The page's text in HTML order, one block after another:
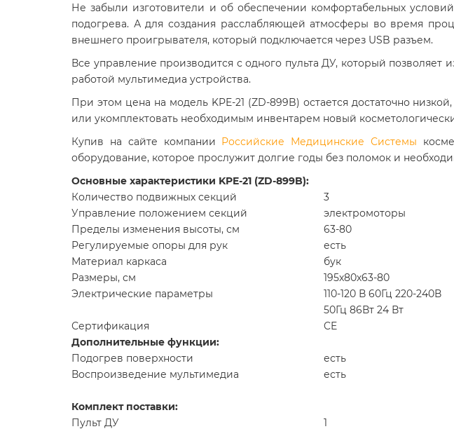
Не забыли изготовители и об обеспечении комфортабельных
подогрева. А для создания расслабляющей атмосферы во время
внешнего проигрывателя, который подключается через USB разъем.
Все управление производится с одного пульта ДУ, который
работой мультимедиа устройства.
При этом цена на модель KPE-21 (ZD-899B) остается достаточно
или укомплектовать необходимым инвентарем новый
Купив на сайте компании Российские Медицинские Системы
оборудование, которое прослужит долгие годы без поломок и
Основные характеристики KPE-21 (ZD-899B):
Количество подвижных секций
3
Управление положением секций
электромоторы
Пределы изменения высоты, см
63-80
Регулируемые опоры для рук
есть
Материал каркаса
бук
Размеры, см
195х80х63-80
Электрические параметры
110-120 В 60Гц 220-240В
50Гц 86Вт 24 Вт
Сертификация
CE
Дополнительные функции:
Подогрев поверхности
есть
Воспроизведение мультимедиа
есть
Комплект поставки:
Пульт ДУ
1